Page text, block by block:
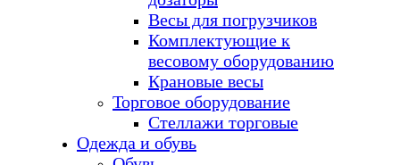
Весы для погрузчиков
Комплектующие к
весовому оборудованию
Крановые весы
Торговое оборудование
Стеллажи торговые
Одежда и обувь